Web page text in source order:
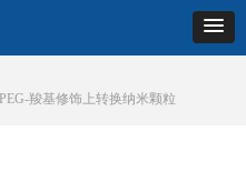
PEG-羧基修饰上转换纳米颗粒